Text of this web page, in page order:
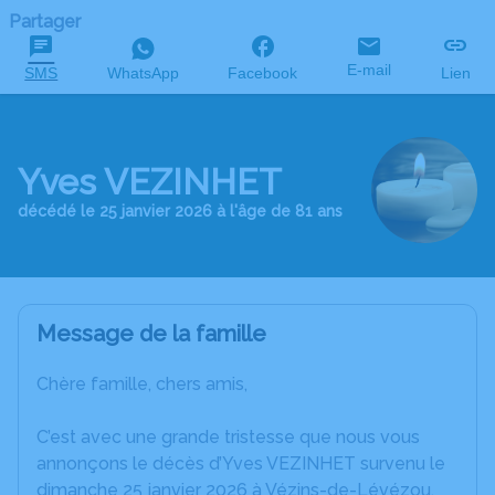
Partager
SMS WhatsApp Facebook E-mail Lien
Yves VEZINHET
décédé le 25 janvier 2026 à l'âge de 81 ans
Message de la famille
Chère famille, chers amis,
C’est avec une grande tristesse que nous vous
annonçons le décès d’Yves VEZINHET survenu le
dimanche 25 janvier 2026 à Vézins-de-Lévézou.